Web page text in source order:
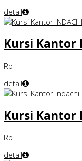
detail
Kursi Kantor
Rp
detail
Kursi Kantor
Rp
detail